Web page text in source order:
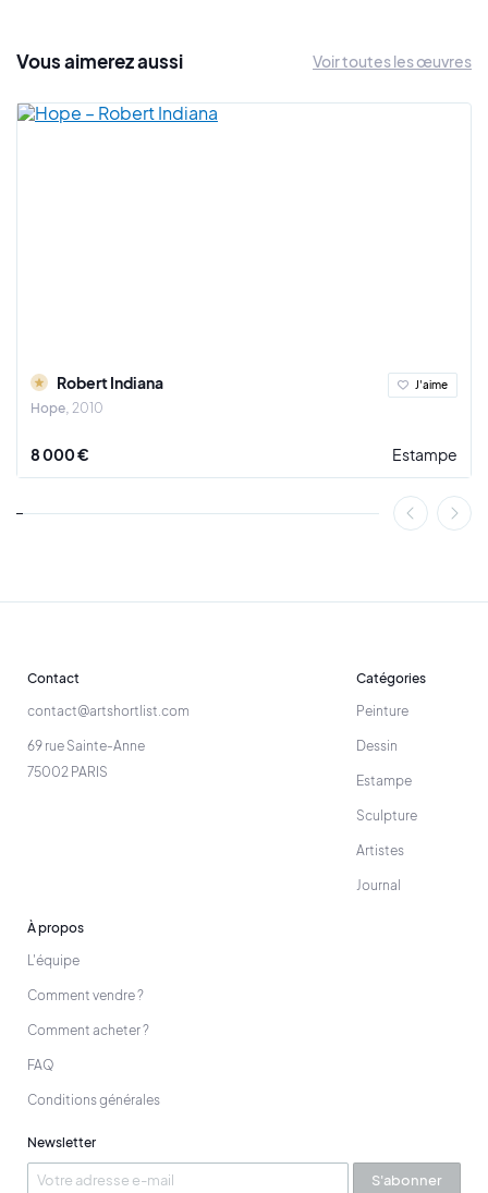
L'artiste peint à l'acrylique ou au pastel. La lithographie lui
opte pour le bronze. Manabu Kochi est inspiré par des
artistes commeJoan Miró, Victor Brauner, des artistes du
Vousaimerezaussi Voir toutes les œuvres
Robert Indiana
Hope 2010
J'aime
8 000 € Estampe
Contact
contact@artshortlist.com
69 rue Sainte-Anne
75002 PARIS
Catégories
Peinture
Dessin
Estampe
Sculpture
Artistes
Journal
À propos
L'équipe
Comment vendre ?
Comment acheter ?
FAQ
Conditions générales
Newsletter
S'abonner